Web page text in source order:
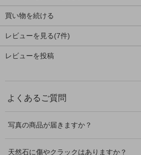
買い物を続ける
レビューを見る(7件)
レビューを投稿
よくあるご質問
写真の商品が届きますか？
天然石に傷やクラックはありますか？